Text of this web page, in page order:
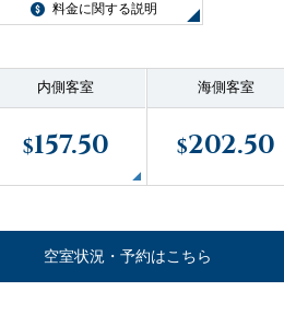
セレブリティクルーズの世界
料金に関する説明
内側客室
$157.50
海側客室
$202.50
空室状況・予約はこちら